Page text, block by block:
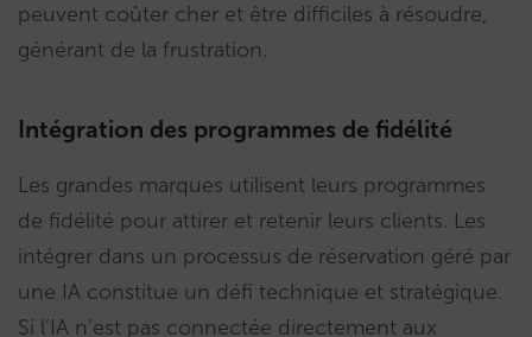
peuvent coûter cher et être difficiles à résoudre,
générant de la frustration.
Intégration des programmes de fidélité
Les grandes marques utilisent leurs programmes
de fidélité pour attirer et retenir leurs clients. Les
intégrer dans un processus de réservation géré par
une IA constitue un défi technique et stratégique.
Si l’IA n’est pas connectée directement aux